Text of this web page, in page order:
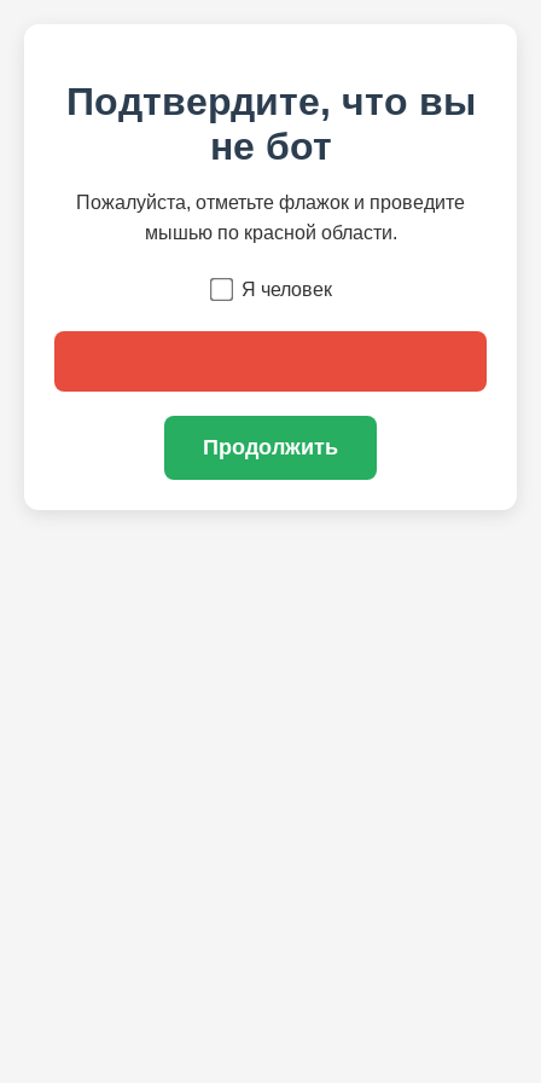
Подтвердите, что вы
не бот
Пожалуйста, отметьте флажок и проведите
мышью по красной области.
Я человек
Продолжить